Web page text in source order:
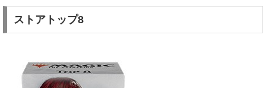
ストアトップ8